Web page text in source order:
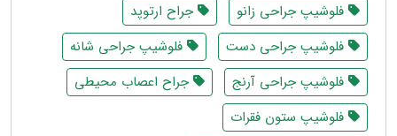
فلوشیپ جراحی زانو
جراح ارتوپد
فلوشیپ جراحی دست
فلوشیپ جراحی شانه
فلوشیپ جراحی آرنج
جراح اعصاب محیطی
فلوشیپ ستون فقرات